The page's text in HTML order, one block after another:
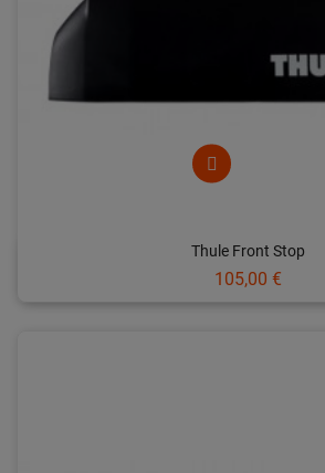
Thule Front Stop
Prix
105,00 €